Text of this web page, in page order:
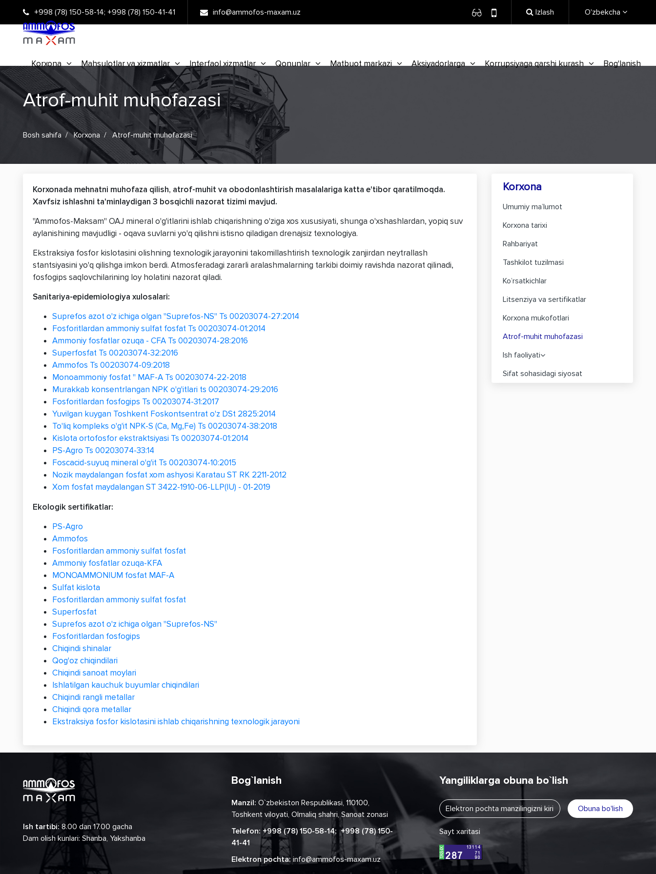
+998 (78) 150-58-14; +998 (78) 150-41-41 info@ammofos-maxam.uz Izlash O'zbekcha
Korxona Mahsulotlar va xizmatlar Interfaol xizmatlar Qonunlar Matbuot markazi Aksiyadorlarga Korrupsiyaga qarshi kurash Bog'lanish
Atrof-muhit muhofazasi
Bosh sahifa Korxona Atrof-muhit muhofazasi
Korxonada mehnatni muhofaza qilish, atrof-muhit va obodonlashtirish masalalariga katta e'tibor qaratilmoqda.
Xavfsiz ishlashni ta'minlaydigan 3 bosqichli nazorat tizimi mavjud.
"Ammofos-Maksam" OAJ mineral o'g'itlarini ishlab chiqarishning o'ziga xos xususiyati, shunga o'xshashlardan, yopiq suv
aylanishining mavjudligi - oqava suvlarni yo'q qilishni istisno qiladigan drenajsiz texnologiya.
Ekstraksiya fosfor kislotasini olishning texnologik jarayonini takomillashtirish texnologik zanjirdan neytrallash
stantsiyasini yo'q qilishga imkon berdi. Atmosferadagi zararli aralashmalarning tarkibi doimiy ravishda nazorat qilinadi,
fosfogips saqlovchilarining loy holatini nazorat qiladi.
Sanitariya-epidemiologiya xulosalari:
Suprefos azot o'z ichiga olgan "Suprefos-NS" Ts 00203074-27:2014
Fosforitlardan ammoniy sulfat fosfat Ts 00203074-01:2014
Ammoniy fosfatlar ozuqa - CFA Ts 00203074-28:2016
Superfosfat Ts 00203074-32:2016
Ammofos Ts 00203074-09:2018
Monoammoniy fosfat " MAF-A Ts 00203074-22-2018
Murakkab konsentrlangan NPK o'g'itlari ts 00203074-29:2016
Fosforitlardan fosfogips Ts 00203074-31:2017
Yuvilgan kuygan Toshkent Foskontsentrat o'z DSt 2825:2014
To'liq kompleks o'g'it NPK-S (Ca, Mg,Fe) Ts 00203074-38:2018
Kislota ortofosfor ekstraktsiyasi Ts 00203074-01:2014
PS-Agro Ts 00203074-33:14
Foscacid-suyuq mineral o'g'it Ts 00203074-10:2015
Nozik maydalangan fosfat xom ashyosi Karatau ST RK 2211-2012
Xom fosfat maydalangan ST 3422-1910-06-LLP(IU) - 01-2019
Ekologik sertifikatlar:
PS-Agro
Ammofos
Fosforitlardan ammoniy sulfat fosfat
Ammoniy fosfatlar ozuqa-KFA
MONOAMMONIUM fosfat MAF-A
Sulfat kislota
Fosforitlardan ammoniy sulfat fosfat
Superfosfat
Suprefos azot o'z ichiga olgan "Suprefos-NS"
Fosforitlardan fosfogips
Chiqindi shinalar
Qog'oz chiqindilari
Chiqindi sanoat moylari
Ishlatilgan kauchuk buyumlar chiqindilari
Chiqindi rangli metallar
Chiqindi qora metallar
Ekstraksiya fosfor kislotasini ishlab chiqarishning texnologik jarayoni
Korxona
Umumiy ma’lumot
Korxona tarixi
Rahbariyat
Tashkilot tuzilmasi
Ko’rsatkichlar
Litsenziya va sertifikatlar
Korxona mukofotlari
Atrof-muhit muhofazasi
Ish faoliyati
Sifat sohasidagi siyosat
Ish tartibi: 8.00 dan 17.00 gacha
Dam olish kunlari: Shanba, Yakshanba
Bog`lanish
Manzil: O`zbekiston Respublikasi, 110100,
Toshkent viloyati, Olmaliq shahri, Sanoat zonasi
Telefon: +998 (78) 150-58-14; +998 (78) 150-
41-41
Elektron pochta: info@ammofos-maxam.uz
Yangiliklarga obuna bo`lish
Obuna bo'lish
Sayt xaritasi